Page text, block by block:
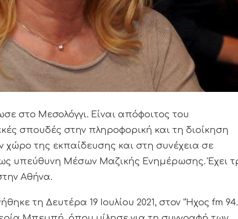
στο Μεσολόγγι. Είναι απόφοιτος του
σπουδές στην πληροφορική και τη διοίκηση
χώρο της εκπαίδευσης και στη συνέχεια σε
ως υπεύθυνη Μέσων Μαζικής Ενημέρωσης. Έχει
Αθήνα.
τη Δευτέρα 19 Ιουλίου 2021, στον “Ήχος fm